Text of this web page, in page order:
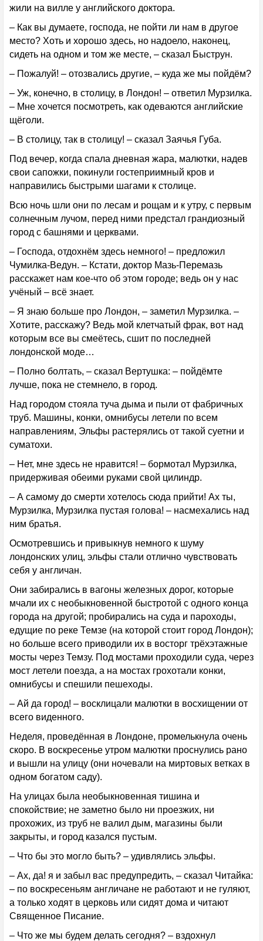
жили на вилле у английского доктора.
– Как вы думаете, господа, не пойти ли нам в другое
место? Хоть и хорошо здесь, но надоело, наконец,
сидеть на одном и том же месте, – сказал Быструн.
– Пожалуй! – отозвались другие, – куда же мы пойдём?
– Уж, конечно, в столицу, в Лондон! – ответил Мурзилка.
– Мне хочется посмотреть, как одеваются английские
щёголи.
– В столицу, так в столицу! – сказал Заячья Губа.
Под вечер, когда спала дневная жара, малютки, надев
свои сапожки, покинули гостеприимный кров и
направились быстрыми шагами к столице.
Всю ночь шли они по лесам и рощам и к утру, с первым
солнечным лучом, перед ними предстал грандиозный
город с башнями и церквами.
– Господа, отдохнём здесь немного! – предложил
Чумилка-Ведун. – Кстати, доктор Мазь-Перемазь
расскажет нам кое-что об этом городе; ведь он у нас
учёный – всё знает.
– Я знаю больше про Лондон, – заметил Мурзилка. –
Хотите, расскажу? Ведь мой клетчатый фрак, вот над
которым все вы смеётесь, сшит по последней
лондонской моде…
– Полно болтать, – сказал Вертушка: – пойдёмте
лучше, пока не стемнело, в город.
Над городом стояла туча дыма и пыли от фабричных
труб. Машины, конки, омнибусы летели по всем
направлениям, Эльфы растерялись от такой суетни и
суматохи.
– Нет, мне здесь не нравится! – бормотал Мурзилка,
придерживая обеими руками свой цилиндр.
– А самому до смерти хотелось сюда прийти! Ах ты,
Мурзилка, Мурзилка пустая голова! – насмехались над
ним братья.
Осмотревшись и привыкнув немного к шуму
лондонских улиц, эльфы стали отлично чувствовать
себя у англичан.
Они забирались в вагоны железных дорог, которые
мчали их с необыкновенной быстротой с одного конца
города на другой; пробирались на суда и пароходы,
едущие по реке Темзе (на которой стоит город Лондон);
но больше всего приводили их в восторг трёхэтажные
мосты через Темзу. Под мостами проходили суда, через
мост летели поезда, а на мостах грохотали конки,
омнибусы и спешили пешеходы.
– Ай да город! – восклицали малютки в восхищении от
всего виденного.
Неделя, проведённая в Лондоне, промелькнула очень
скоро. В воскресенье утром малютки проснулись рано
и вышли на улицу (они ночевали на миртовых ветках в
одном богатом саду).
На улицах была необыкновенная тишина и
спокойствие; не заметно было ни проезжих, ни
прохожих, из труб не валил дым, магазины были
закрыты, и город казался пустым.
– Что бы это могло быть? – удивлялись эльфы.
– Ах, да! я и забыл вас предупредить, – сказал Читайка:
– по воскресеньям англичане не работают и не гуляют,
а только ходят в церковь или сидят дома и читают
Священное Писание.
– Что же мы будем делать сегодня? – вздохнул